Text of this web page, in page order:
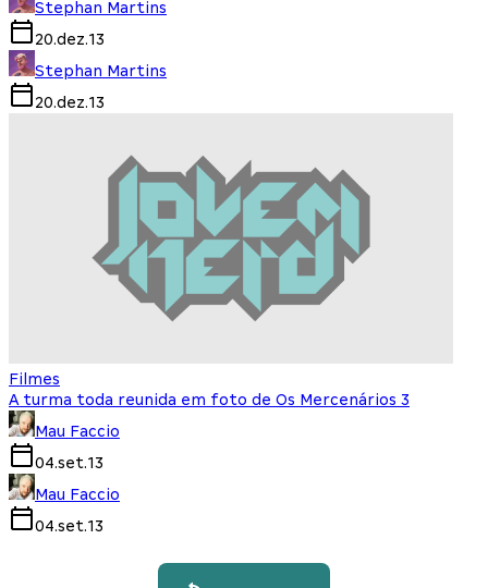
Stephan Martins
20.dez.13
Stephan Martins
20.dez.13
Filmes
A turma toda reunida em foto de Os Mercenários 3
Mau Faccio
04.set.13
Mau Faccio
04.set.13